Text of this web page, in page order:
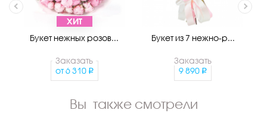
ХИТ
Букет нежных розов...
Заказать
от 6 310
Букет из 7 нежно-р...
Заказать
9 890
Вы также смотрели